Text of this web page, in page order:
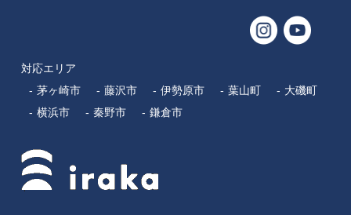
対応エリア
茅ヶ崎市
藤沢市 伊勢原市 葉山町
大磯町
横浜市
秦野市 鎌倉市